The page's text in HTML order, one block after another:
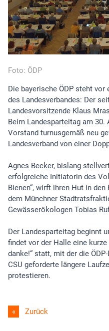
Foto: ÖDP
Die bayerische ÖDP steht
des Landesverbandes: Der
Landesvorsitzende Klaus
Beim Landesparteitag am
Vorstand turnusgemäß neu
Landesverband von einer
Agnes Becker, bislang
erfolgreiche Initiatorin des
Bienen“, wirft ihren Hut in
dem Münchner
Gewässerökologen Tobias
Der Landesparteitag beginnt
findet vor der Halle eine
danke!“ statt, mit der die
CSU geforderte längere
protestieren.
Zurück